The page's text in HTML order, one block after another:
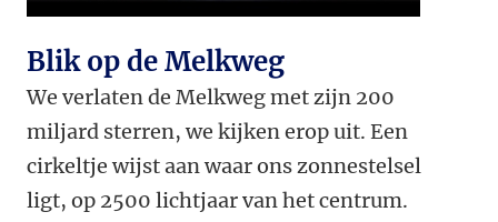
Blik op de Melkweg
We verlaten de Melkweg met zijn 200
miljard sterren, we kijken erop uit. Een
cirkeltje wijst aan waar ons zonnestelsel
ligt, op 2500 lichtjaar van het centrum.